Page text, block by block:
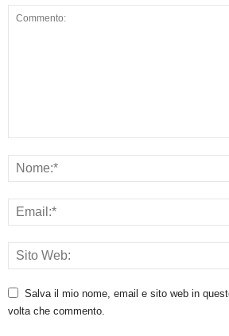
Salva il mio nome, email e sito web in
volta che commento.